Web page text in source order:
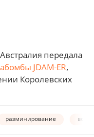
передала
JDAM-ER,
Королевских
разминирование